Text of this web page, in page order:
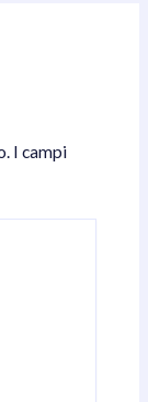
I campi